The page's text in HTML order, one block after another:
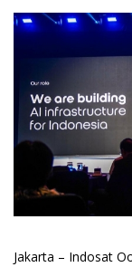
Jakarta – Indosat